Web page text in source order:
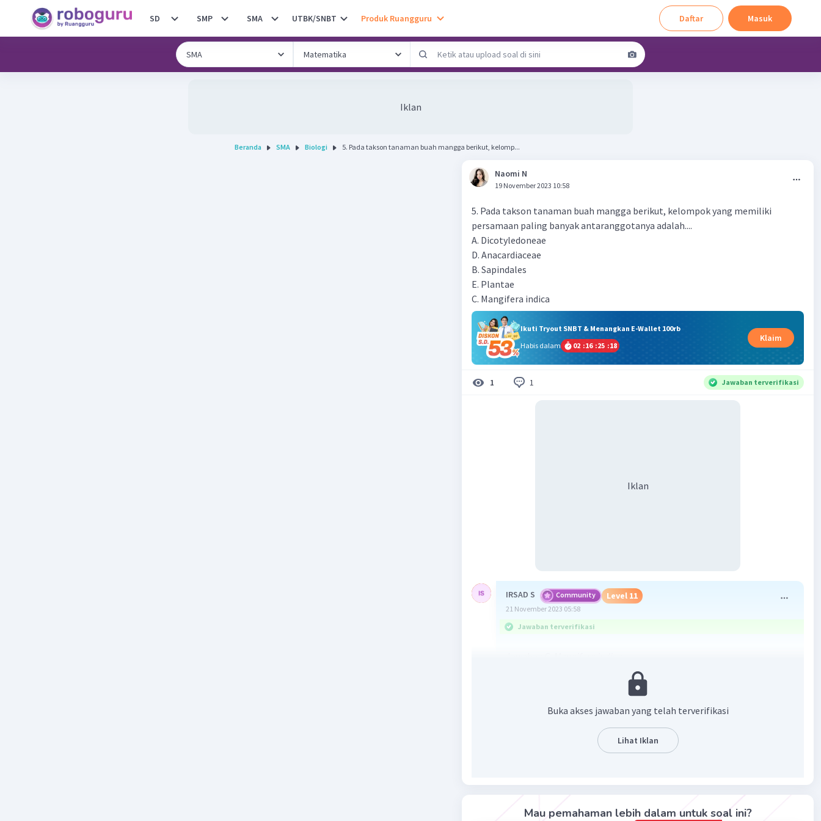
SD SMP SMA UTBK/SNBT Produk Ruangguru Daftar Masuk
Iklan
Beranda SMA Biologi 5. Pada takson tanaman buah mangga berikut, kelomp...
Naomi N
19 November 2023 10:58
5. Pada takson tanaman buah mangga berikut, kelompok yang memiliki
persamaan paling banyak antaranggotanya adalah....
A. Dicotyledoneae
D. Anacardiaceae
B. Sapindales
E. Plantae
C. Mangifera indica
Ikuti Tryout SNBT & Menangkan E-Wallet 100rb
Habis dalam
02 :16 :25 :17
Klaim
1 1 Jawaban terverifikasi
Iklan
IRSAD S Community Level 11
21 November 2023 05:58
Jawaban terverifikasi
merupakan tingkat spesies dalam
Terdapat 7 tingkatan takson :
7 Spesies
Buka akses jawaban yang telah terverifikasi
Lihat Iklan
Mau pemahaman lebih dalam untuk soal ini?